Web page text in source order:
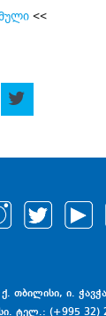
<<
თბილისი, ი.
ტელ.: (+995 32)